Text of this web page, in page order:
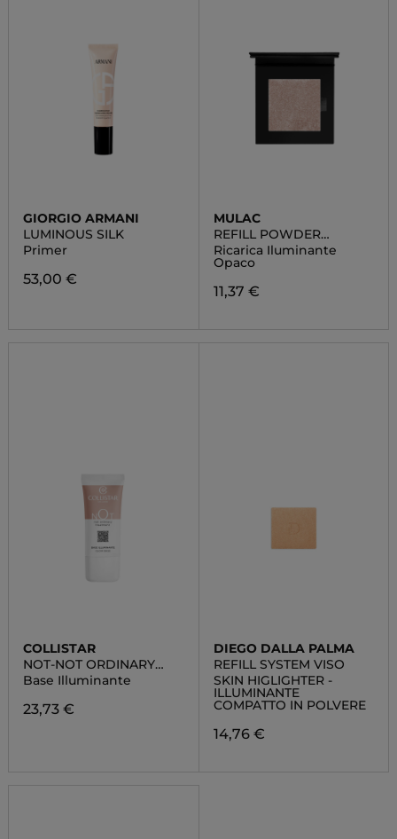
GIORGIO ARMANI
LUMINOUS SILK
Primer
53,00 €
MULAC
REFILL POWDER
HIGHLIGHTER
Ricarica Iluminante
Opaco
11,37 €
COLLISTAR
NOT-NOT ORDINARY
TREATMENT
Base Illuminante
23,73 €
DIEGO DALLA PALMA
REFILL SYSTEM VISO
SKIN HIGLIGHTER -
ILLUMINANTE
COMPATTO IN POLVERE
14,76 €